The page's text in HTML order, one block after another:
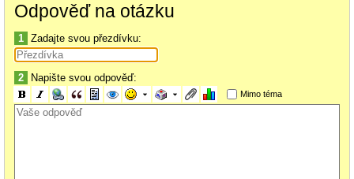
A moje představa je taková, že pokud toto udělám, mám pokryto vše, co
potřebuju. Vše je v rámci EU. Budu moc rád, kdyby mě někdo případně
doplnil, přidal nějaké uporoznění nebo poukázal na chyby v tomto přístupu,
protože tyto věci mi jdou nějak přes hlavu..
Díky moc!
Odpověď na otázku
1 Zadajte svou přezdívku:
2 Napište svou odpověď:
Mimo téma